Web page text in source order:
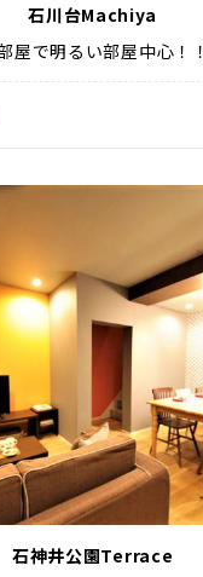
石川台Machiya
屋で明るい部屋中心！！
石神井公園Terrace